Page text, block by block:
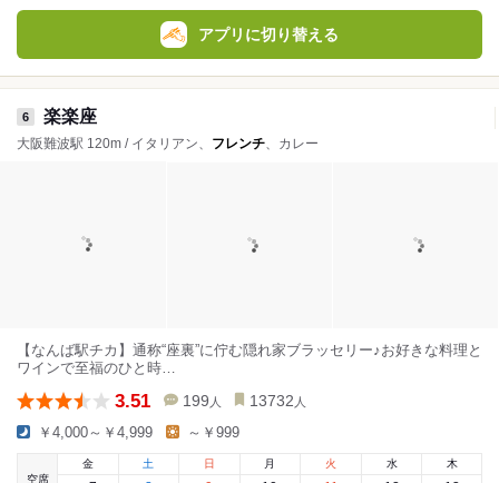
アプリに切り替える
6 楽楽座
大阪難波駅 120m / イタリアン、 フレンチ、カレー
【なんば駅チカ】通称“座裏”に佇む隠れ家ブラッセリー♪お好きな料理と
ワインで至福のひと時…
3.51 199 人 13732 人
￥4,000～￥4,999 ～￥999
空席
金
土 日 月 火 水 木